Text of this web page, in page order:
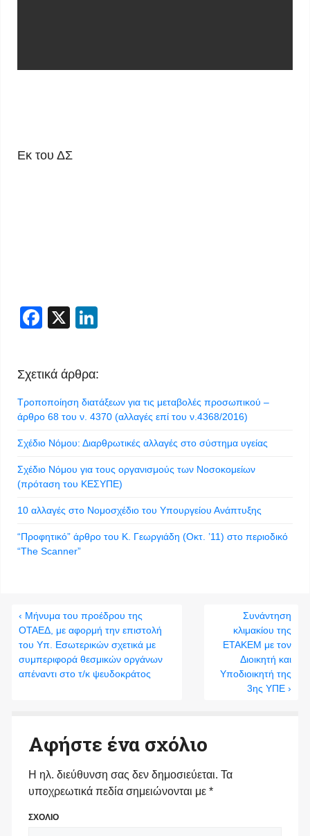
Εκ του ΔΣ
Facebook
X
Σχετικά άρθρα:
Τροποποίηση διατάξεων για τις μεταβολές προσωπικού –
άρθρο 68 του ν. 4370 (αλλαγές επί του ν.4368/2016)
Σχέδιο Νόμου: Διαρθρωτικές αλλαγές στο σύστημα υγείας
Σχέδιο Νόμου για τους οργανισμούς των Νοσοκομείων
(πρόταση του ΚΕΣΥΠΕ)
10 αλλαγές στο Νομοσχέδιο του Υπουργείου Ανάπτυξης
“Προφητικό” άρθρο του Κ. Γεωργιάδη (Οκτ. ’11) στο περιοδικό
“The Scanner”
‹ Μήνυμα του προέδρου της
ΟΤΑΕΔ, με αφορμή την επιστολή
του Υπ. Εσωτερικών σχετικά με
συμπεριφορά θεσμικών οργάνων
απέναντι στο τ/κ ψευδοκράτος
Συνάντηση
κλιμακίου της
ΕΤΑΚΕΜ με τον
Διοικητή και
Υποδιοικητή της
3ης ΥΠΕ ›
Αφήστε ένα σχόλιο
Η ηλ. διεύθυνση σας δεν δημοσιεύεται. Τα
υποχρεωτικά πεδία σημειώνονται με *
ΣΧΟΛΙΟ